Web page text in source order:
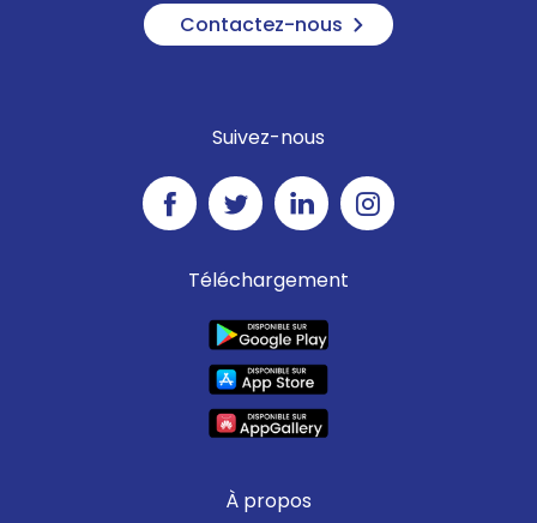
Contactez-nous
Suivez-nous
Téléchargement
À propos